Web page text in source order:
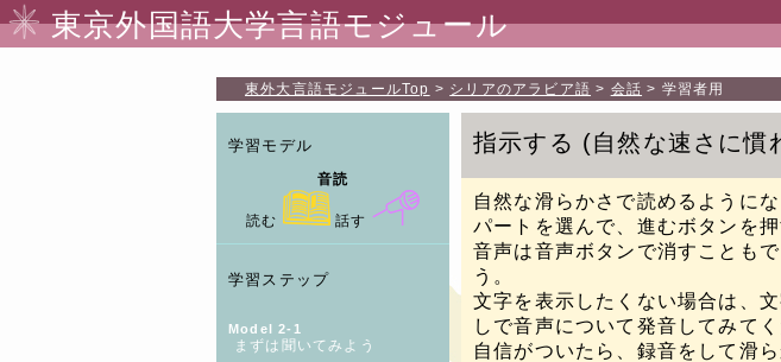
東京外国語大学言語モジュール
東外大言語モジュールTop シリアのアラビア語 会話 学習者用
学習モデル
音読
読む 話す
学習ステップ
Model 2-1
まずは聞いてみよう
指示する 自然な速さに慣
自然な滑らかさで読めるように
パートを選んで、進むボタンを
音声は音声ボタンで消すことも
う。
文字を表示したくない場合は、
しで音声について発音してみてく
自信がついたら、録音をして滑